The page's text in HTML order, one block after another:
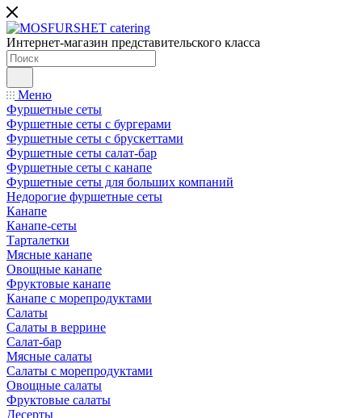
Интернет-магазин представительского класса
Меню
Фуршетные сеты
Фуршетные сеты с бургерами
Фуршетные сеты с брускеттами
Фуршетные сеты салат-бар
Фуршетные сеты с канапе
Фуршетные сеты для больших компаний
Недорогие фуршетные сеты
Канапе
Канапе-сеты
Тарталетки
Мясные канапе
Овощные канапе
Фруктовые канапе
Канапе с морепродуктами
Салаты
Салаты в веррине
Салат-бар
Мясные салаты
Салаты с морепродуктами
Овощные салаты
Фруктовые салаты
Десерты